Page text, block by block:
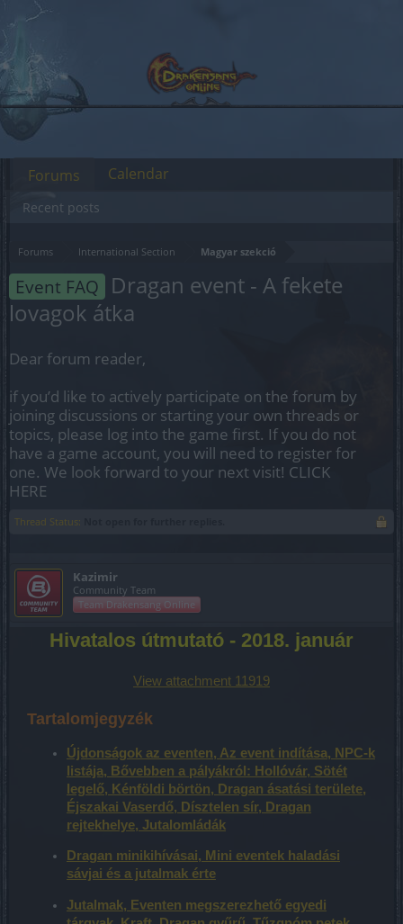
Forums International Section Magyar szekció
Event FAQ Dragan event - A fekete
lovagok átka
Dear forum reader,
if you’d like to actively participate on the forum by
joining discussions or starting your own threads or
topics, please log into the game first. If you do not
have a game account, you will need to register for
one. We look forward to your next visit! CLICK
HERE
Thread Status:
Kazimir
Community Team
Team Drakensang Online
Hivatalos útmutató - 2018. január
View attachment 11919
Tartalomjegyzék
Újdonságok az eventen, Az event indítása, NPC-k
listája, Bővebben a pályákról: Hollóvár, Sötét
legelő, Kénföldi börtön, Dragan ásatási területe,
Éjszakai Vaserdő, Dísztelen sír, Dragan
rejtekhelye, Jutalomládák
Dragan minikihívásai, Mini eventek haladási
sávjai és a jutalmak érte
Jutalmak, Eventen megszerezhető egyedi
Forums
Recent posts
Calendar